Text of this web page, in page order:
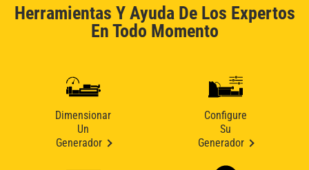
Herramientas Y Ayuda De Los Expertos
En Todo Momento
Dimensionar
Un
Generador
Configure
Su
Generador